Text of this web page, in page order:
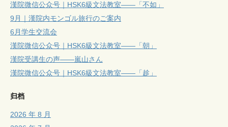
漢院微信公众号｜HSK6級文法教室——「不如」
9月｜漢院内モンゴル旅行のご案内
6月学生交流会
漢院微信公众号｜HSK6級文法教室——「朝」
漢院受講生の声——嵐山さん
漢院微信公众号｜HSK6級文法教室——「趁」
归档
2026 年 8 月